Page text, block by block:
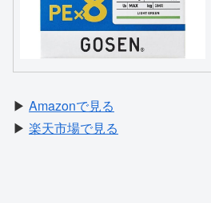
▶ Amazonで見る
▶ 楽天市場で見る